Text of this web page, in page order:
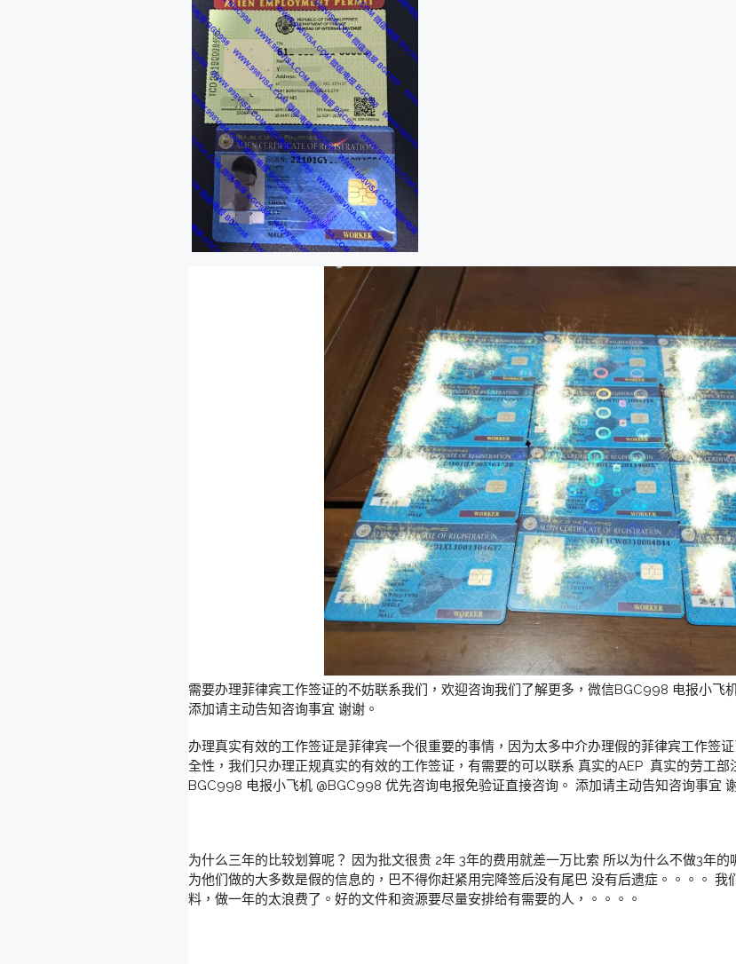
需要办理菲律宾工作签证的不妨联系我们，欢迎咨询我们了解更多，微信BGC998 电报小飞
添加请主动告知咨询事宜 谢谢。
办理真实有效的工作签证是菲律宾一个很重要的事情，因为太多中介办理假的菲律宾工作签
全性，我们只办理正规真实的有效的工作签证，有需要的可以联系 真实的AEP 真实的劳工
BGC998 电报小飞机 @BGC998 优先咨询电报免验证直接咨询。 添加请主动告知咨询事宜
为什么三年的比较划算呢？ 因为批文很贵 2年 3年的费用就差一万比索 所以为什么不做3年
为他们做的大多数是假的信息的，巴不得你赶紧用完降签后没有尾巴 没有后遗症。。。。
料，做一年的太浪费了。好的文件和资源要尽量安排给有需要的人，。。。。